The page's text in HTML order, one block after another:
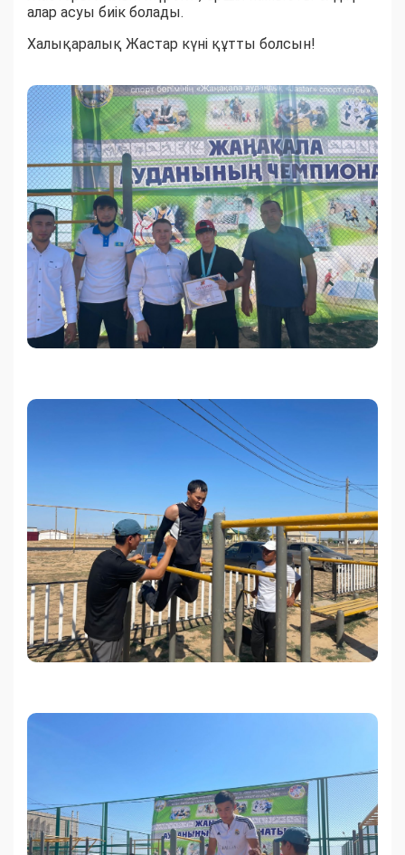
алар асуы биік болады.
Халықаралық Жастар күні құтты болсын!